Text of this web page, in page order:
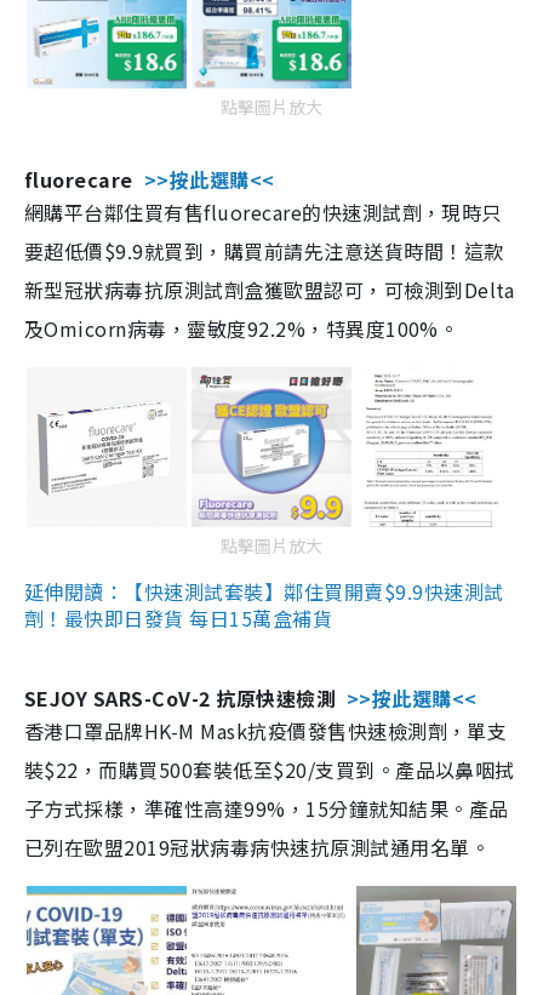
點擊圖片放大
fluorecare >>按此選購<<
網購平台鄰住買有售fluorecare的快速測試劑，現時只
要超低價$9.9就買到，購買前請先注意送貨時間！這款
新型冠狀病毒抗原測試劑盒獲歐盟認可，可檢測到Delta
及Omicorn病毒，靈敏度92.2%，特異度100%。
點擊圖片放大
延伸閱讀：【快速測試套裝】鄰住買開賣$9.9快速測試
劑！最快即日發貨 每日15萬盒補貨
SEJOY SARS-CoV-2 抗原快速檢測 >>按此選購<<
香港口罩品牌HK-M Mask抗疫價發售快速檢測劑，單支
裝$22，而購買500套裝低至$20/支買到。產品以鼻咽拭
子方式採樣，準確性高達99%，15分鐘就知結果。產品
已列在歐盟2019冠狀病毒病快速抗原測試通用名單。